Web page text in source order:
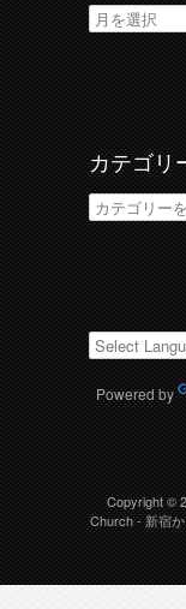
ア
ー
カ
イ
ブ
カテゴリ
カ
テ
ゴ
リ
ー
Powered by
Copyright ©
Church- 新宿か